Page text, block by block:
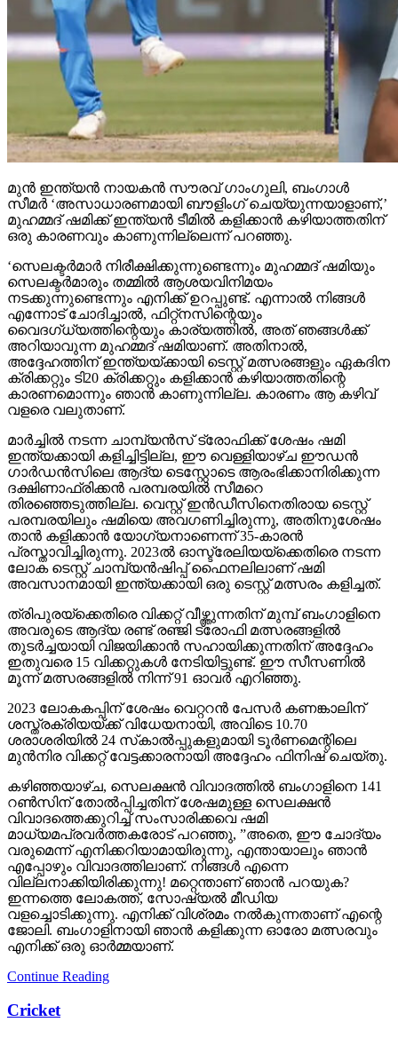
മുന്‍ ഇന്ത്യന്‍ നായകന്‍ സൗരവ് ഗാംഗുലി, ബംഗാള്‍
സീമര്‍ ‘അസാധാരണമായി ബൗളിംഗ് ചെയ്യുന്നയാളാണ്,’
മുഹമ്മദ് ഷമിക്ക് ഇന്ത്യന്‍ ടീമില്‍ കളിക്കാന്‍ കഴിയാത്തതിന്
ഒരു കാരണവും കാണുന്നില്ലെന്ന് പറഞ്ഞു.
‘സെലക്ടര്‍മാര്‍ നിരീക്ഷിക്കുന്നുണ്ടെന്നും മുഹമ്മദ് ഷമിയും
സെലക്ടര്‍മാരും തമ്മില്‍ ആശയവിനിമയം
നടക്കുന്നുണ്ടെന്നും എനിക്ക് ഉറപ്പുണ്ട്. എന്നാല്‍ നിങ്ങള്‍
എന്നോട് ചോദിച്ചാല്‍, ഫിറ്റ്നസിന്റെയും
വൈദഗ്ധ്യത്തിന്റെയും കാര്യത്തില്‍, അത് ഞങ്ങള്‍ക്ക്
അറിയാവുന്ന മുഹമ്മദ് ഷമിയാണ്. അതിനാല്‍,
അദ്ദേഹത്തിന് ഇന്ത്യയ്ക്കായി ടെസ്റ്റ് മത്സരങ്ങളും ഏകദിന
ക്രിക്കറ്റും ടി20 ക്രിക്കറ്റും കളിക്കാന്‍ കഴിയാത്തതിന്റെ
കാരണമൊന്നും ഞാന്‍ കാണുന്നില്ല. കാരണം ആ കഴിവ്
വളരെ വലുതാണ്.
മാര്‍ച്ചില്‍ നടന്ന ചാമ്പ്യന്‍സ് ട്രോഫിക്ക് ശേഷം ഷമി
ഇന്ത്യക്കായി കളിച്ചിട്ടില്ല, ഈ വെള്ളിയാഴ്ച ഈഡന്‍
ഗാര്‍ഡന്‍സിലെ ആദ്യ ടെസ്റ്റോടെ ആരംഭിക്കാനിരിക്കുന്ന
ദക്ഷിണാഫ്രിക്കന്‍ പരമ്പരയില്‍ സീമറെ
തിരഞ്ഞെടുത്തില്ല. വെസ്റ്റ് ഇന്‍ഡീസിനെതിരായ ടെസ്റ്റ്
പരമ്പരയിലും ഷമിയെ അവഗണിച്ചിരുന്നു, അതിനുശേഷം
താന്‍ കളിക്കാന്‍ യോഗ്യനാണെന്ന് 35-കാരന്‍
പ്രസ്താവിച്ചിരുന്നു. 2023ല്‍ ഓസ്ട്രേലിയയ്ക്കെതിരെ നടന്ന
ലോക ടെസ്റ്റ് ചാമ്പ്യന്‍ഷിപ്പ് ഫൈനലിലാണ് ഷമി
അവസാനമായി ഇന്ത്യക്കായി ഒരു ടെസ്റ്റ് മത്സരം കളിച്ചത്.
ത്രിപുരയ്ക്കെതിരെ വിക്കറ്റ് വീഴ്ത്തുന്നതിന് മുമ്പ് ബംഗാളിനെ
അവരുടെ ആദ്യ രണ്ട് രഞ്ജി ട്രോഫി മത്സരങ്ങളില്‍
തുടര്‍ച്ചയായി വിജയിക്കാന്‍ സഹായിക്കുന്നതിന് അദ്ദേഹം
ഇതുവരെ 15 വിക്കറ്റുകള്‍ നേടിയിട്ടുണ്ട്. ഈ സീസണില്‍
മൂന്ന് മത്സരങ്ങളില്‍ നിന്ന് 91 ഓവര്‍ എറിഞ്ഞു.
2023 ലോകകപ്പിന് ശേഷം വെറ്ററന്‍ പേസര്‍ കണങ്കാലിന്
ശസ്ത്രക്രിയയ്ക്ക് വിധേയനായി, അവിടെ 10.70
ശരാശരിയില്‍ 24 സ്‌കാല്‍പ്പുകളുമായി ടൂര്‍ണമെന്റിലെ
മുന്‍നിര വിക്കറ്റ് വേട്ടക്കാരനായി അദ്ദേഹം ഫിനിഷ് ചെയ്തു.
കഴിഞ്ഞയാഴ്ച, സെലക്ഷന്‍ വിവാദത്തില്‍ ബംഗാളിനെ 141
റണ്‍സിന് തോല്‍പ്പിച്ചതിന് ശേഷമുള്ള സെലക്ഷന്‍
വിവാദത്തെക്കുറിച്ച് സംസാരിക്കവെ ഷമി
മാധ്യമപ്രവര്‍ത്തകരോട് പറഞ്ഞു, ”അതെ, ഈ ചോദ്യം
വരുമെന്ന് എനിക്കറിയാമായിരുന്നു, എന്തായാലും ഞാന്‍
എപ്പോഴും വിവാദത്തിലാണ്. നിങ്ങള്‍ എന്നെ
വില്ലനാക്കിയിരിക്കുന്നു! മറ്റെന്താണ് ഞാന്‍ പറയുക?
ഇന്നത്തെ ലോകത്ത്, സോഷ്യല്‍ മീഡിയ
വളച്ചൊടിക്കുന്നു. എനിക്ക് വിശ്രമം നല്‍കുന്നതാണ് എന്റെ
ജോലി. ബംഗാളിനായി ഞാന്‍ കളിക്കുന്ന ഓരോ മത്സരവും
എനിക്ക് ഒരു ഓര്‍മ്മയാണ്.
Continue Reading
Cricket